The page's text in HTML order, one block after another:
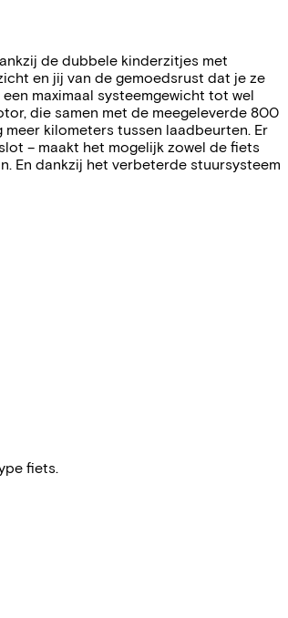
de dubbele kinderzitjes met
en jij van de gemoedsrust dat je ze
maximaal systeemgewicht tot wel
die samen met de meegeleverde 800
kilometers tussen laadbeurten. Er
– maakt het mogelijk zowel de fiets
En dankzij het verbeterde stuursysteem
fiets.